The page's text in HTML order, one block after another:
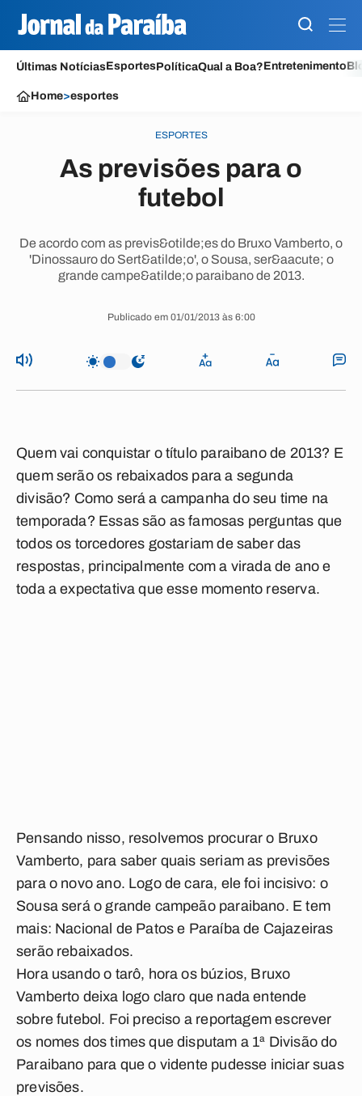
Últimas NotíciasEsportesPolíticaQual a Boa?Entretenimento
Home>esportes
ESPORTES
As previsões para o
futebol
De acordo com as previs&otilde;es do Bruxo Vamberto, o
'Dinossauro do Sert&atilde;o', o Sousa, ser&aacute; o
grande campe&atilde;o paraibano de 2013.
Publicado em 01/01/2013 às 6:00
Quem vai conquistar o título paraibano de 2013? E
quem serão os rebaixados para a segunda
divisão? Como será a campanha do seu time na
temporada? Essas são as famosas perguntas que
todos os torcedores gostariam de saber das
respostas, principalmente com a virada de ano e
toda a expectativa que esse momento reserva.
Pensando nisso, resolvemos procurar o Bruxo
Vamberto, para saber quais seriam as previsões
para o novo ano. Logo de cara, ele foi incisivo: o
Sousa será o grande campeão paraibano. E tem
mais: Nacional de Patos e Paraíba de Cajazeiras
serão rebaixados.
Hora usando o tarô, hora os búzios, Bruxo
Vamberto deixa logo claro que nada entende
sobre futebol. Foi preciso a reportagem escrever
os nomes dos times que disputam a 1ª Divisão do
Paraibano para que o vidente pudesse iniciar suas
previsões.